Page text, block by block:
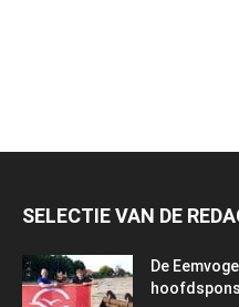
SELECTIE VAN DE
De